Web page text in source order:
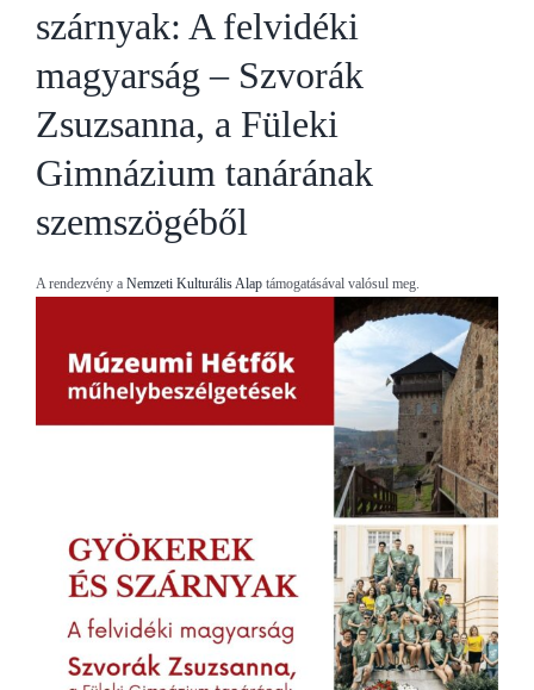
szárnyak: A felvidéki
magyarság – Szvorák
Zsuzsanna, a Füleki
Gimnázium tanárának
szemszögéből
A rendezvény aNemzeti Kulturális Alaptámogatásával valósul meg.